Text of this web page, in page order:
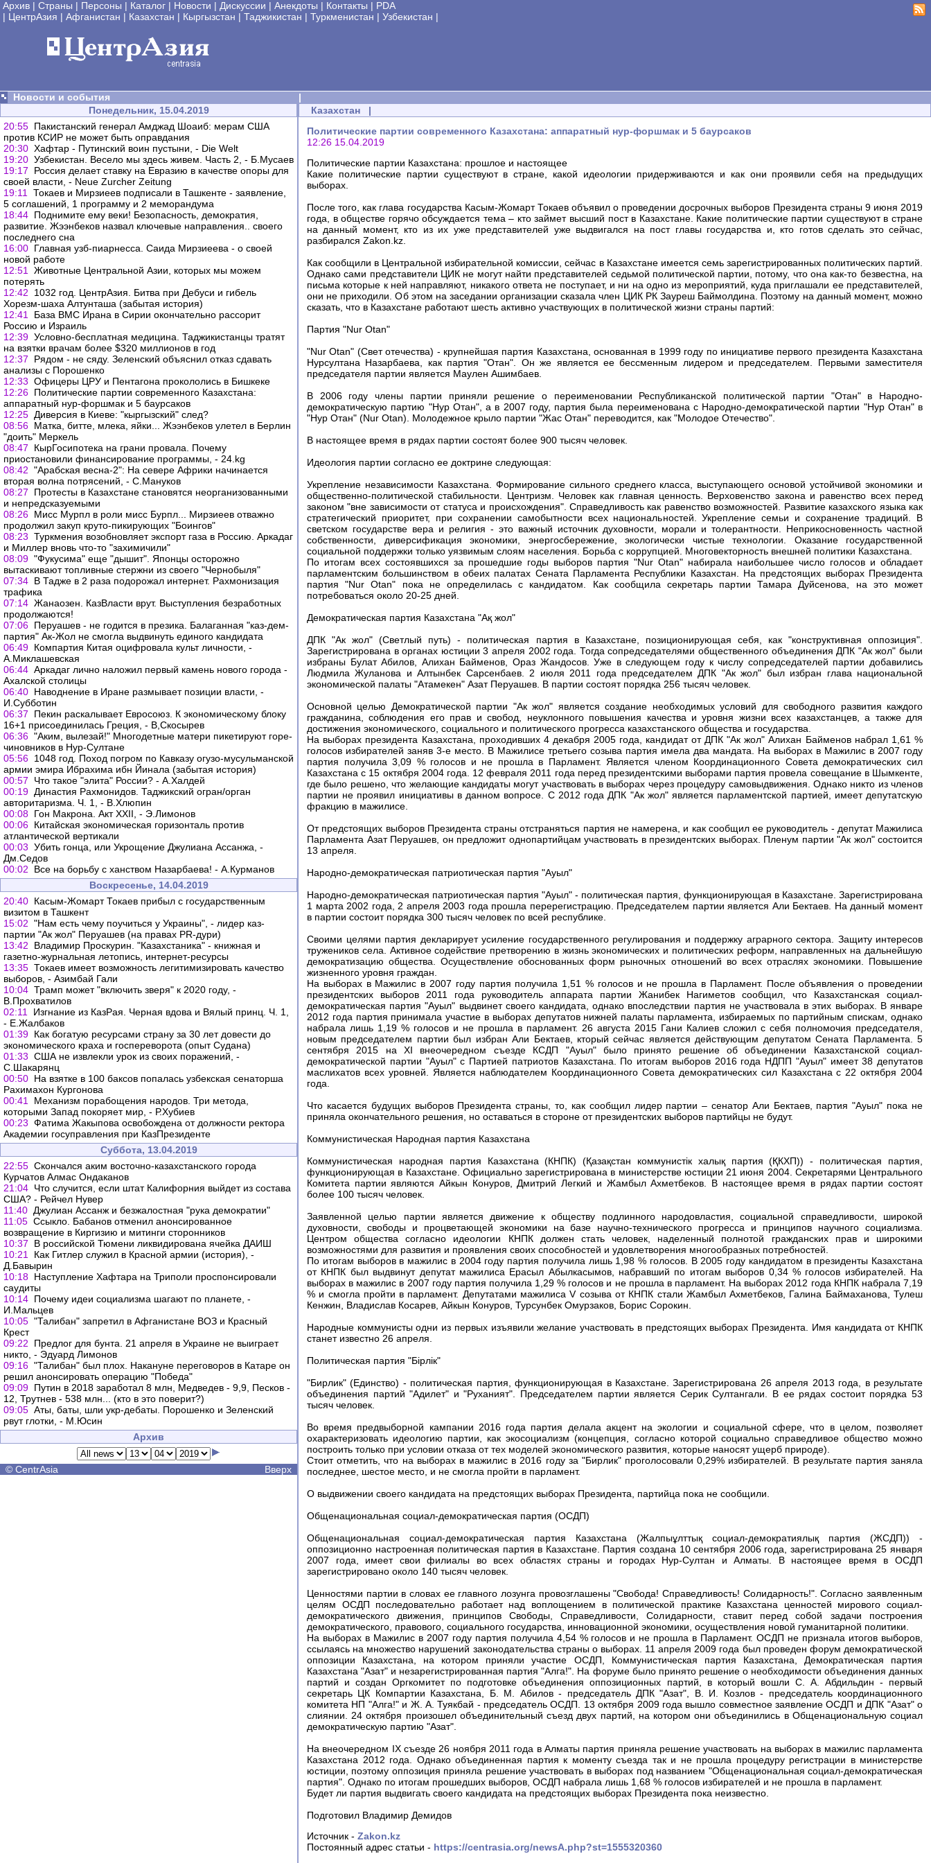
Архив | Страны | Персоны | Каталог | Новости | Дискуссии | Анекдоты | Контакты | PDA
| ЦентрАзия | Афганистан | Казахстан | Кыргызстан | Таджикистан | Туркменистан | Узбекистан |
Новости и события
|
Понедельник, 15.04.2019
20:55 Пакистанский генерал Амджад Шоаиб: мерам США
против КСИР не может быть оправдания
20:30 Хафтар - Путинский воин пустыни, - Die Welt
19:20 Узбекистан. Весело мы здесь живем. Часть 2, - Б.Мусаев
19:17
Россия делает ставку на Евразию в качестве опоры для
своей власти, - Neue Zurcher Zeitung
19:11
Токаев и Мирзиеев подписали в Ташкенте - заявление,
5 соглашений, 1 программу и 2 меморандума
18:44 Поднимите ему веки! Безопасность, демократия,
развитие. Жээнбеков назвал ключевые направления.. своего
последнего сна
16:00 Главная узб-пиарнесса. Саида Мирзиеева - о своей
новой работе
12:51
Животные Центральной Азии, которых мы можем
потерять
12:42
1032 год. ЦентрАзия. Битва при Дебуси и гибель
Хорезм-шаха Алтунташа (забытая история)
12:41
База ВМС Ирана в Сирии окончательно рассорит
Россию и Израиль
12:39 Условно-бесплатная медицина. Таджикистанцы тратят
на взятки врачам более $320 миллионов в год
12:37
Рядом - не сяду. Зеленский объяснил отказ сдавать
анализы с Порошенко
12:33 Офицеры ЦРУ и Пентагона прокололись в Бишкеке
12:26 Политические партии современного Казахстана:
аппаратный нур-форшмак и 5 баурсаков
12:25 Диверсия в Киеве: "кыргызский" след?
08:56 Матка, битте, млека, яйки... Жээнбеков улетел в Берлин
"доить" Меркель
08:47
КырГосипотека на грани провала. Почему
приостановили финансирование программы, - 24.kg
08:42 "Арабская весна-2": На севере Африки начинается
вторая волна потрясений, - С.Мануков
08:27
Протесты в Казахстане становятся неорганизованными
и непредсказуемыми
08:26 Мисс Мурпл в роли мисс Бурпл... Мирзиеев отважно
продолжил закуп круто-пикирующих "Боингов"
08:23 Туркмения возобновляет экспорт газа в Россию. Аркадаг
и Миллер вновь что-то "захимичили"
08:09 "Фукусима" еще "дышит". Японцы осторожно
вытаскивают топливные стержни из своего "Чернобыля"
07:34 В Тадже в 2 раза подорожал интернет. Рахмонизация
трафика
07:14 Жанаозен. КазВласти врут. Выступления безработных
продолжаются!
07:06 Перуашев - не годится в презика. Балаганная "каз-дем-
партия" Ак-Жол не смогла выдвинуть единого кандидата
06:49 Компартия Китая оцифровала культ личности, -
А.Миклашевская
06:44 Аркадаг лично наложил первый камень нового города -
Ахалской столицы
06:40 Наводнение в Иране размывает позиции власти, -
И.Субботин
06:37
Пекин раскалывает Евросоюз. К экономическому блоку
16+1 присоединилась Греция, - В,Скосырев
06:36 "Аким, вылезай!" Многодетные матери пикетируют горе-
чиновников в Нур-Султане
05:56 1048 год. Поход погром по Кавказу огузо-мусульманской
армии эмира Ибрахима ибн Йинала (забытая история)
00:57
Что такое "элита" России? - А.Халдей
00:19 Династия Рахмонидов. Таджикский огран/орган
авторитаризма. Ч. 1, - В.Хлюпин
00:08 Гон Макрона. Акт XXII, - Э.Лимонов
00:06 Китайская экономическая горизонталь против
атлантической вертикали
00:03 Убить гонца, или Укрощение Джулиана Ассанжа, -
Дм.Седов
00:02
Все на борьбу с ханством Назарбаева! - А.Курманов
Воскресенье, 14.04.2019
20:40 Касым-Жомарт Токаев прибыл с государственным
визитом в Ташкент
15:02 "Нам есть чему поучиться у Украины", - лидер каз-
партии "Ак жол" Перуашев (на правах PR-дури)
13:42
Владимир Проскурин. "Казахстаника" - книжная и
газетно-журнальная летопись, интернет-ресурсы
13:35 Токаев имеет возможность легитимизировать качество
выборов, - Азимбай Гали
10:04 Трамп может "включить зверя" к 2020 году, -
В.Прохватилов
02:11
Изгнание из КазРая. Черная вдова и Вялый принц. Ч. 1,
- Е.Жалбаков
01:39 Как богатую ресурсами страну за 30 лет довести до
экономического краха и госпереворота (опыт Судана)
01:33 США не извлекли урок из своих поражений, -
С.Шакарянц
00:50 На взятке в 100 баксов попалась узбекская сенаторша
Рахимахон Кургонова
00:41
Механизм порабощения народов. Три метода,
которыми Запад покоряет мир, - Р.Хубиев
00:23 Фатима Жакыпова освобождена от должности ректора
Академии госуправления при КазПрезиденте
Суббота, 13.04.2019
22:55 Скончался аким восточно-казахстанского города
Курчатов Алмас Ондаканов
21:04 Что случится, если штат Калифорния выйдет из состава
США? - Рейчел Нувер
11:40 Джулиан Ассанж и безжалостная "рука демократии"
11:05 Ссыкло. Бабанов отменил анонсированное
возвращение в Киргизию и митинги сторонников
10:37
В российской Тюмени ликвидирована ячейка ДАИШ
10:21
Как Гитлер служил в Красной армии (история), -
Д.Бавырин
10:18 Наступление Хафтара на Триполи проспонсировали
саудиты
10:14 Почему идеи социализма шагают по планете, -
И.Мальцев
10:05 "Талибан" запретил в Афганистане ВОЗ и Красный
Крест
09:22
Предлог для бунта. 21 апреля в Украине не выиграет
никто, - Эдуард Лимонов
09:16 "Талибан" был плох. Накануне переговоров в Катаре он
решил анонсировать операцию "Победа"
09:09 Путин в 2018 заработал 8 млн, Медведев - 9,9, Песков -
12, Трутнев - 538 млн... (кто в это поверит?)
09:05 Аты, баты, шли укр-дебаты. Порошенко и Зеленский
рвут глотки, - М.Юсин
Архив
© CentrAsia Вверх
Казахстан |
Политические партии современного Казахстана: аппаратный нур-форшмак и 5 баурсаков
12:26 15.04.2019
Политические партии Казахстана: прошлое и настоящее
Какие политические партии существуют в стране, какой идеологии придерживаются и как они проявили себя на предыдущих
выборах.
После того, как глава государства Касым-Жомарт Токаев объявил о проведении досрочных выборов Президента страны 9 июня 2019
года, в обществе горячо обсуждается тема – кто займет высший пост в Казахстане. Какие политические партии существуют в стране
на данный момент, кто из их уже представителей уже выдвигался на пост главы государства и, кто готов сделать это сейчас,
разбирался Zakon.kz.
Как сообщили в Центральной избирательной комиссии, сейчас в Казахстане имеется семь зарегистрированных политических партий.
Однако сами представители ЦИК не могут найти представителей седьмой политической партии, потому, что она как-то безвестна, на
письма которые к ней направляют, никакого ответа не поступает, и ни на одно из мероприятий, куда приглашали ее представителей,
они не приходили. Об этом на заседании организации сказала член ЦИК РК Зауреш Баймолдина. Поэтому на данный момент, можно
сказать, что в Казахстане работают шесть активно участвующих в политической жизни страны партий:
Партия "Nur Otan"
"Nur Otan" (Свет отечества) - крупнейшая партия Казахстана, основанная в 1999 году по инициативе первого президента Казахстана
Нурсултана Назарбаева, как партия "Отан". Он же является ее бессменным лидером и председателем. Первыми заместителя
председателя партии является Маулен Ашимбаев.
В 2006 году члены партии приняли решение о переименовании Республиканской политической партии "Отан" в Народно-
демократическую партию "Нур Отан", а в 2007 году, партия была переименована с Народно-демократической партии "Нур Отан" в
"Нур Отан" (Nur Otan). Молодежное крыло партии "Жас Отан" переводится, как "Молодое Отечество".
В настоящее время в рядах партии состоят более 900 тысяч человек.
Идеология партии согласно ее доктрине следующая:
Укрепление независимости Казахстана. Формирование сильного среднего класса, выступающего основой устойчивой экономики и
общественно-политической стабильности. Центризм. Человек как главная ценность. Верховенство закона и равенство всех перед
законом "вне зависимости от статуса и происхождения". Справедливость как равенство возможностей. Развитие казахского языка как
стратегический приоритет, при сохранении самобытности всех национальностей. Укрепление семьи и сохранение традиций. В
светском государстве вера и религия - это важный источник духовности, морали и толерантности. Неприкосновенность частной
собственности, диверсификация экономики, энергосбережение, экологически чистые технологии. Оказание государственной
социальной поддержки только уязвимым слоям населения. Борьба с коррупцией. Многовекторность внешней политики Казахстана.
По итогам всех состоявшихся за прошедшие годы выборов партия "Nur Otan" набирала наибольшее число голосов и обладает
парламентским большинством в обеих палатах Сената Парламента Республики Казахстан. На предстоящих выборах Президента
партия "Nur Otan" пока не определилась с кандидатом. Как сообщила секретарь партии Тамара Дуйсенова, на это может
потребоваться около 20-25 дней.
Демократическая партия Казахстана "Ақ жол"
ДПК "Ак жол" (Светлый путь) - политическая партия в Казахстане, позиционирующая себя, как "конструктивная оппозиция".
Зарегистрирована в органах юстиции 3 апреля 2002 года. Тогда сопредседателями общественного объединения ДПК "Ак жол" были
избраны Булат Абилов, Алихан Байменов, Ораз Жандосов. Уже в следующем году к числу сопредседателей партии добавились
Людмила Жуланова и Алтынбек Сарсенбаев. 2 июля 2011 года председателем ДПК "Ак жол" был избран глава национальной
экономической палаты "Атамекен" Азат Перуашев. В партии состоят порядка 256 тысяч человек.
Основной целью Демократической партии "Ак жол" является создание необходимых условий для свободного развития каждого
гражданина, соблюдения его прав и свобод, неуклонного повышения качества и уровня жизни всех казахстанцев, а также для
достижения экономического, социального и политического прогресса казахстанского общества и государства.
На выборах президента Казахстана, проходивших 4 декабря 2005 года, кандидат от ДПК "Ак жол" Алихан Байменов набрал 1,61 %
голосов избирателей заняв 3-е место. В Мажилисе третьего созыва партия имела два мандата. На выборах в Мажилис в 2007 году
партия получила 3,09 % голосов и не прошла в Парламент. Является членом Координационного Совета демократических сил
Казахстана c 15 октября 2004 года. 12 февраля 2011 года перед президентскими выборами партия провела совещание в Шымкенте,
где было решено, что желающие кандидаты могут участвовать в выборах через процедуру самовыдвижения. Однако никто из членов
партии не проявил инициативы в данном вопросе. С 2012 года ДПК "Ак жол" является парламентской партией, имеет депутатскую
фракцию в мажилисе.
От предстоящих выборов Президента страны отстраняться партия не намерена, и как сообщил ее руководитель - депутат Мажилиса
Парламента Азат Перуашев, он предложит однопартийцам участвовать в президентских выборах. Пленум партии "Ак жол" состоится
13 апреля.
Народно-демократическая патриотическая партия "Ауыл"
Народно-демократическая патриотическая партия "Ауыл" - политическая партия, функционирующая в Казахстане. Зарегистрирована
1 марта 2002 года, 2 апреля 2003 года прошла перерегистрацию. Председателем партии является Али Бектаев. На данный момент
в партии состоит порядка 300 тысяч человек по всей республике.
Своими целями партия декларирует усиление государственного регулирования и поддержку аграрного сектора. Защиту интересов
тружеников села. Активное содействие претворению в жизнь экономических и политических реформ, направленных на дальнейшую
демократизацию общества. Осуществление обоснованных форм рыночных отношений во всех отраслях экономики. Повышение
жизненного уровня граждан.
На выборах в Мажилис в 2007 году партия получила 1,51 % голосов и не прошла в Парламент. После объявления о проведении
президентских выборов 2011 года руководитель аппарата партии Жанибек Нагиметов сообщил, что Казахстанская социал-
демократическая партия "Ауыл" выдвинет своего кандидата, однако впоследствии партия не участвовала в этих выборах. В январе
2012 года партия принимала участие в выборах депутатов нижней палаты парламента, избираемых по партийным спискам, однако
набрала лишь 1,19 % голосов и не прошла в парламент. 26 августа 2015 Гани Калиев сложил с себя полномочия председателя,
новым председателем партии был избран Али Бектаев, кторый сейчас является действующим депутатом Сената Парламента. 5
сентября 2015 на XI внеочередном съезде КСДП "Ауыл" было принято решение об объединении Казахстанской социал-
демократической партии "Ауыл" с Партией патриотов Казахстана. По итогам выборов 2016 года НДПП "Ауыл" имеет 38 депутатов
маслихатов всех уровней. Является наблюдателем Координационного Совета демократических сил Казахстана c 22 октября 2004
года.
Что касается будущих выборов Президента страны, то, как сообщил лидер партии – сенатор Али Бектаев, партия "Ауыл" пока не
приняла окончательного решения, но оставаться в стороне от президентских выборов партийцы не будут.
Коммунистическая Народная партия Казахстана
Коммунистическая народная партия Казахстана (КНПК) (Қазақстан коммунистік халық партия (ҚКХП)) - политическая партия,
функционирующая в Казахстане. Официально зарегистрирована в министерстве юстиции 21 июня 2004. Секретарями Центрального
Комитета партии являются Айкын Конуров, Дмитрий Легкий и Жамбыл Ахметбеков. В настоящее время в рядах партии состоят
более 100 тысяч человек.
Заявленной целью партии является движение к обществу подлинного народовластия, социальной справедливости, широкой
духовности, свободы и процветающей экономики на базе научно-технического прогресса и принципов научного социализма.
Центром общества согласно идеологии КНПК должен стать человек, наделенный полнотой гражданских прав и широкими
возможностями для развития и проявления своих способностей и удовлетворения многообразных потребностей.
По итогам выборов в мажилис в 2004 году партия получила лишь 1,98 % голосов. В 2005 году кандидатом в президенты Казахстана
от КНПК был выдвинут депутат мажилиса Ерасыл Абылкасымов, набравший по итогам выборов 0,34 % голосов избирателей. На
выборах в мажилис в 2007 году партия получила 1,29 % голосов и не прошла в парламент. На выборах 2012 года КНПК набрала 7,19
% и смогла пройти в парламент. Депутатами мажилиса V созыва от КНПК стали Жамбыл Ахметбеков, Галина Баймаханова, Тулеш
Кенжин, Владислав Косарев, Айкын Конуров, Турсунбек Омурзаков, Борис Сорокин.
Народные коммунисты одни из первых изъявили желание участвовать в предстоящих выборах Президента. Имя кандидата от КНПК
станет известно 26 апреля.
Политическая партия "Бірлік"
"Бирлик" (Единство) - политическая партия, функционирующая в Казахстане. Зарегистрирована 26 апреля 2013 года, в результате
объединения партий "Адилет" и "Руханият". Председателем партии является Серик Султангали. В ее рядах состоит порядка 53
тысяч человек.
Во время предвыборной кампании 2016 года партия делала акцент на экологии и социальной сфере, что в целом, позволяет
охарактеризовать идеологию партии, как экосоциализм (концепция, согласно которой социально справедливое общество можно
построить только при условии отказа от тех моделей экономического развития, которые наносят ущерб природе).
Стоит отметить, что на выборах в мажилис в 2016 году за "Бирлик" проголосовали 0,29% избирателей. В результате партия заняла
последнее, шестое место, и не смогла пройти в парламент.
О выдвижении своего кандидата на предстоящих выборах Президента, партийца пока не сообщили.
Общенациональная социал-демократическая партия (ОСДП)
Общенациональная социал-демократическая партия Казахстана (Жалпыұлттық социал-демократиялық партия (ЖСДП)) -
оппозиционно настроенная политическая партия в Казахстане. Партия создана 10 сентября 2006 года, зарегистрирована 25 января
2007 года, имеет свои филиалы во всех областях страны и городах Нур-Султан и Алматы. В настоящее время в ОСДП
зарегистрировано около 140 тысяч человек.
Ценностями партии в словах ее главного лозунга провозглашены "Свобода! Справедливость! Солидарность!". Согласно заявленным
целям ОСДП последовательно работает над воплощением в политической практике Казахстана ценностей мирового социал-
демократического движения, принципов Свободы, Справедливости, Солидарности, ставит перед собой задачи построения
демократического, правового, социального государства, инновационной экономики, осуществления новой гуманитарной политики.
На выборах в Мажилис в 2007 году партия получила 4,54 % голосов и не прошла в Парламент. ОСДП не признала итогов выборов,
ссылаясь на множество нарушений законодательства страны о выборах. 11 апреля 2009 года был проведен форум демократической
оппозиции Казахстана, на котором приняли участие ОСДП, Коммунистическая партия Казахстана, Демократическая партия
Казахстана "Азат" и незарегистрированная партия "Алга!". На форуме было принято решение о необходимости объединения данных
партий и создан Оргкомитет по подготовке объединения оппозиционных партий, в который вошли С. А. Абдильдин - первый
секретарь ЦК Компартии Казахстана, Б. М. Абилов - председатель ДПК "Азат", В. И. Козлов - председатель координационного
комитета НП "Алга!" и Ж. А. Туякбай - председатель ОСДП. 13 октября 2009 года вышло совместное заявление ОСДП и ДПК "Азат" о
слиянии. 24 октября произошел объединительный съезд двух партий, на котором они объединились в Общенациональную социал
демократическую партию "Азат".
На внеочередном IX съезде 26 ноября 2011 года в Алматы партия приняла решение участвовать на выборах в мажилис парламента
Казахстана 2012 года. Однако объединенная партия к моменту съезда так и не прошла процедуру регистрации в министерстве
юстиции, поэтому оппозиция приняла решение участвовать в выборах под названием "Общенациональная социал-демократическая
партия". Однако по итогам прошедших выборов, ОСДП набрала лишь 1,68 % голосов избирателей и не прошла в парламент.
Будет ли партия выдвигать своего кандидата на предстоящих выборах Президента пока неизвестно.
Подготовил Владимир Демидов
Источник - Zakon.kz
Постоянный адрес статьи - https://centrasia.org/newsA.php?st=1555320360